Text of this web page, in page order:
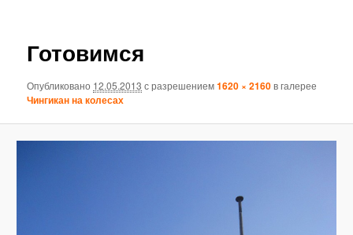
Готовимся
Опубликовано 12.05.2013 с разрешением1620 × 2160в галерее
Чингикан на колесах